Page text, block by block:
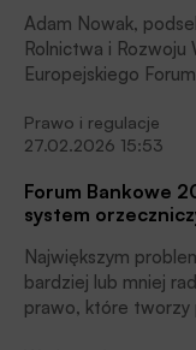
Adam Nowak,
Rolnictwa i Rozwoju
Europejskiego
mówił o silnej presji
na nasze rolnictwo i
Prawo i regulacje
27.02.2026 15:53
Forum Bankowe
system
Największym
bardziej lub mniej
prawo, które tworzy